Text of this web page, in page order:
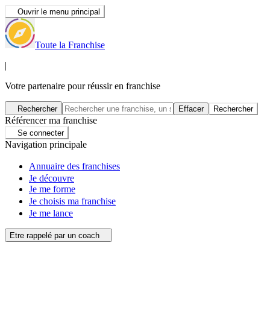
Ouvrir le menu principal
Toute la Franchise
|
Votre partenaire pour réussir en franchise
Rechercher Effacer Rechercher
Référencer ma franchise
Se connecter
Navigation principale
Annuaire des franchises
Je découvre
Je me forme
Je choisis ma franchise
Je me lance
Etre rappelé par un coach